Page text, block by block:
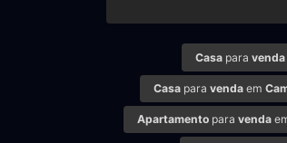
Casa paravenda
Casapara vendaem
Apartamentopara venda